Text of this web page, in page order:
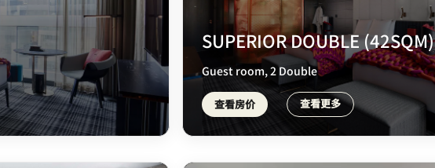
SUPERIOR DOUBLE (42SQM)
Guest room, 2 Double
查看房价 查看更多